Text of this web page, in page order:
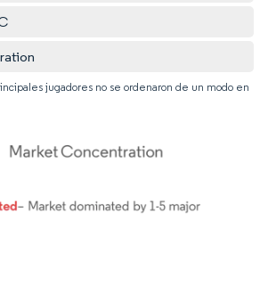
jugadores no se ordenaron de un modo en